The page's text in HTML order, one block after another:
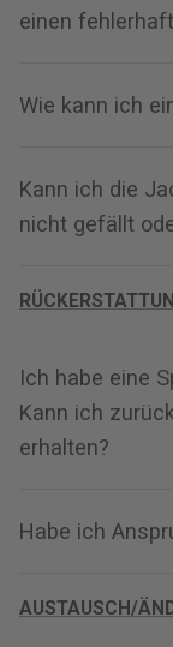
einen
Wie kann ich
Kann ich die
nicht gefällt
Ich habe eine
Kann ich
erhalten?
Habe ich
AUSTAUSCH/